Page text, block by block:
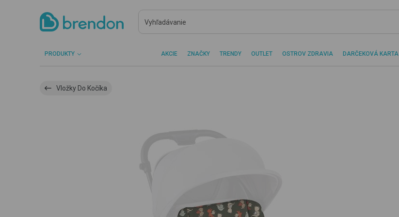
PRODUKTY AKCIE ZNAČKY TRENDY OUTLET OSTROV ZDRAVIA DARČEKOVÁ KARTA
Vložky Do Kočíka